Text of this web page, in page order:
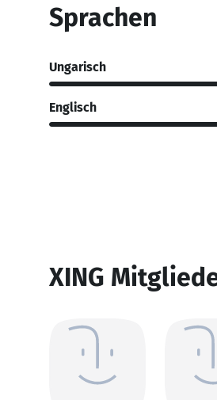
Sprachen
Ungarisch
Englisch
XING